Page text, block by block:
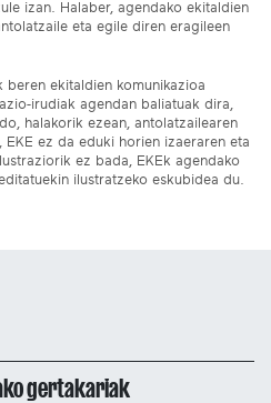
izan. Halaber, agendako ekitaldien
eta egile diren eragileen
beren ekitaldien komunikazioa
irudiak agendan baliatuak dira,
halakorik ezean, antolatzailearen
EKE ez da eduki horien izaeraren eta
ez bada, EKEk agendako
ilustratzeko eskubidea du.
gertakariak